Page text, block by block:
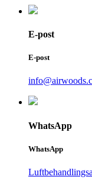
E-post
E-post
WhatsApp
WhatsApp